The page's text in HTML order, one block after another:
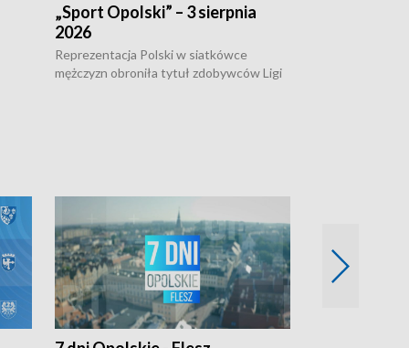
„Sport Opolski” – 3 sierpnia
2026
Reprezentacja Polski w siatkówce
mężczyzn obroniła tytuł zdobywców Ligi